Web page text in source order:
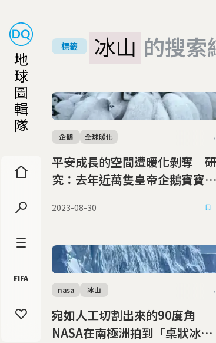
地
球
圖
輯
隊
標籤 冰山 的搜索
平安成長的空間遭暖化剝奪 研
究：去年近萬隻皇帝企鵝寶寶因
企鵝 全球暖化
2023-08-30
宛如人工切割出來的90度角
NASA在南極洲拍到「桌狀冰
nasa 冰山